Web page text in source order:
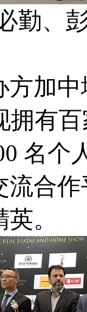
勤、
加
拥有
名个
流合
。